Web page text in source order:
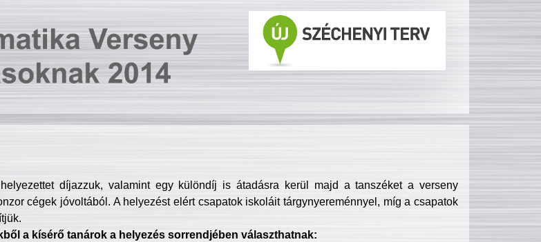
díjazzuk, valamint egy különdíj is átadásra kerül majd a tanszéket a verseny
cégek jóvoltából. A helyezést elért csapatok iskoláit tárgynyereménnyel, míg a csapatok
a kísérő tanárok a helyezés sorrendjében választhatnak: